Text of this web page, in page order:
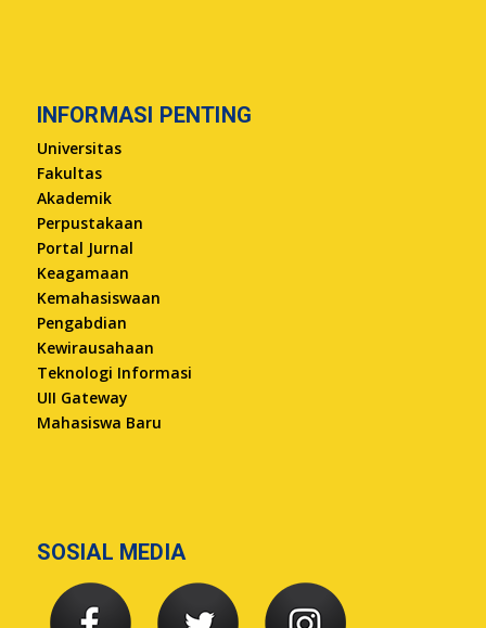
INFORMASI PENTING
Universitas
Fakultas
Akademik
Perpustakaan
Portal Jurnal
Keagamaan
Kemahasiswaan
Pengabdian
Kewirausahaan
Teknologi Informasi
UII Gateway
Mahasiswa Baru
SOSIAL MEDIA